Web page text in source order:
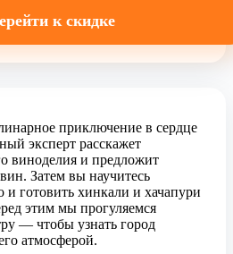
к скидке
приключение в сердце
эксперт расскажет
виноделия и предложит
Затем вы научитесь
и готовить хинкали и хачапури
этим мы прогуляемся
— чтобы узнать город
атмосферой.